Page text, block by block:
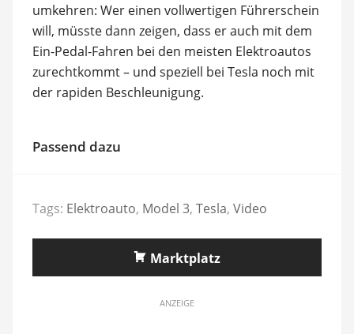
umkehren: Wer einen vollwertigen Führerschein
will, müsste dann zeigen, dass er auch mit dem
Ein-Pedal-Fahren bei den meisten Elektroautos
zurechtkommt – und speziell bei Tesla noch mit
der rapiden Beschleunigung.
Passend dazu
Tags: Elektroauto, Model 3, Tesla, Video
Marktplatz
ANZEIGE